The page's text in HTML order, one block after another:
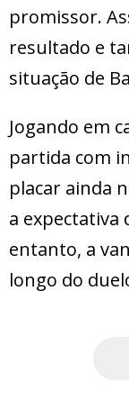
promissor.
resultado e
situação de
Jogando em
partida com
placar ainda
a expectativa
entanto, a
longo do